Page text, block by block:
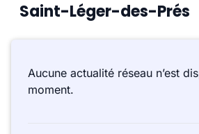
Saint-Léger-des-Prés
Aucune actualité réseau n’est
moment.